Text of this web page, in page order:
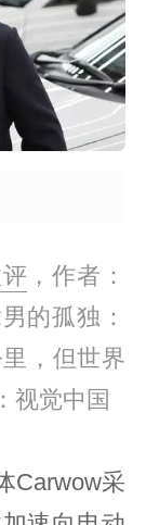
，作者：
的孤独：
，但世界
视觉中国
Carwow采